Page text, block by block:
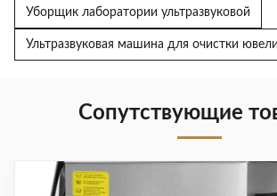
Уборщик лаборатории ультразвуковой
Ультразвуковая машина для очистки
Сопутствующие